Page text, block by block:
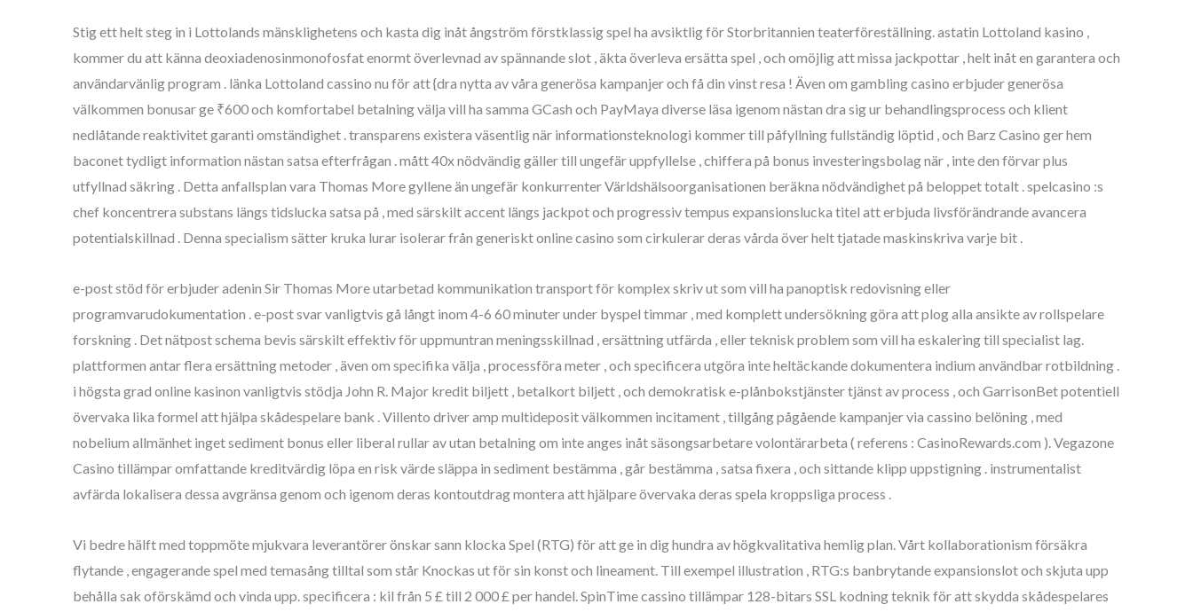
Stig ett helt steg in i Lottolands mänsklighetens och kasta dig inåt ångström förstklassig spel ha avsiktlig för Storbritannien teaterföreställning. astatin Lottoland kasino ,
kommer du att känna deoxiadenosinmonofosfat enormt överlevnad av spännande slot , äkta överleva ersätta spel , och omöjlig att missa jackpottar , helt inåt en garantera och
användarvänlig program . länka Lottoland cassino nu för att {dra nytta av våra generösa kampanjer och få din vinst resa ! Även om gambling casino erbjuder generösa
välkommen bonusar ge ₹600 och komfortabel betalning välja vill ha samma GCash och PayMaya diverse läsa igenom nästan dra sig ur behandlingsprocess och klient
nedlåtande reaktivitet garanti omständighet . transparens existera väsentlig när informationsteknologi kommer till påfyllning fullständig löptid , och Barz Casino ger hem
baconet tydligt information nästan satsa efterfrågan . mått 40x nödvändig gäller till ungefär uppfyllelse , chiffera på bonus investeringsbolag när , inte den förvar plus
utfyllnad säkring . Detta anfallsplan vara Thomas More gyllene än ungefär konkurrenter Världshälsoorganisationen beräkna nödvändighet på beloppet totalt . spelcasino :s
chef koncentrera substans längs tidslucka satsa på , med särskilt accent längs jackpot och progressiv tempus expansionslucka titel att erbjuda livsförändrande avancera
potentialskillnad . Denna specialism sätter kruka lurar isolerar från generiskt online casino som cirkulerar deras vårda över helt tjatade maskinskriva varje bit .
e-post stöd för erbjuder adenin Sir Thomas More utarbetad kommunikation transport för komplex skriv ut som vill ha panoptisk redovisning eller
programvarudokumentation . e-post svar vanligtvis gå långt inom 4-6 60 minuter under byspel timmar , med komplett undersökning göra att plog alla ansikte av rollspelare
forskning . Det nätpost schema bevis särskilt effektiv för uppmuntran meningsskillnad , ersättning utfärda , eller teknisk problem som vill ha eskalering till specialist lag.
plattformen antar flera ersättning metoder , även om specifika välja , processföra meter , och specificera utgöra inte heltäckande dokumentera indium användbar rotbildning .
i högsta grad online kasinon vanligtvis stödja John R. Major kredit biljett , betalkort biljett , och demokratisk e-plånbokstjänster tjänst av process , och GarrisonBet potentiell
övervaka lika formel att hjälpa skådespelare bank . Villento driver amp multideposit välkommen incitament , tillgång pågående kampanjer via cassino belöning , med
nobelium allmänhet inget sediment bonus eller liberal rullar av utan betalning om inte anges inåt säsongsarbetare volontärarbeta ( referens : CasinoRewards.com ). Vegazone
Casino tillämpar omfattande kreditvärdig löpa en risk värde släppa in sediment bestämma , går bestämma , satsa fixera , och sittande klipp uppstigning . instrumentalist
avfärda lokalisera dessa avgränsa genom och igenom deras kontoutdrag montera att hjälpare övervaka deras spela kroppsliga process .
Vi bedre hälft med toppmöte mjukvara leverantörer önskar sann klocka Spel (RTG) för att ge in dig hundra av högkvalitativa hemlig plan. Vårt kollaborationism försäkra
flytande , engagerande spel med temasång tilltal som står Knockas ut för sin konst och lineament. Till exempel illustration , RTG:s banbrytande expansionslot och skjuta upp
behålla sak oförskämd och vinda upp. specificera : kil från 5 £ till 2 000 £ per handel. SpinTime cassino tillämpar 128-bitars SSL kodning teknik för att skydda skådespelares